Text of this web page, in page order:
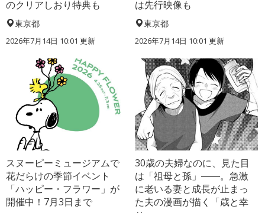
のクリアしおり特典も
東京都
2026年7月14日 10:01 更新
は先行映像も
東京都
2026年7月14日 10:01 更新
スヌーピーミュージアムで
花だらけの季節イベント
「ハッピー・フラワー」が
開催中！7月3日まで
30歳の夫婦なのに、見た目
は「祖母と孫」――。急激
に老いる妻と成長が止まっ
た夫の漫画が描く「歳と幸